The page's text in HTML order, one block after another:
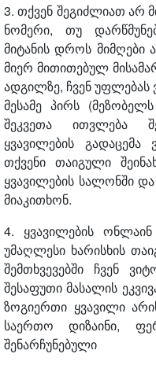
3. თქვენ შეგიძლიათ არ
ნომერი, თუ
მიტანის დროს მიმღები
მიერ მითითებულ
ადგილზე, ჩვენ
მესამე პირს
შეკვეთა ითვლება
ყვავილების
თქვენი თაიგული
ყვავილების სალონში
მიაკითხონ.
4. ყვავილების
უმაღლესი ხარისხის
შემთხვევებში ჩვენ
შესაფუთი მასალის
ზოგიერთი ყვავილი
საერთო დიზაინი,
შენარჩუნებული